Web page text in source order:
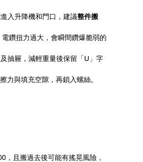
入升降機和門口，建議整件搬
電鑽扭力過大，會瞬間鑽爆脆弱的
抽屜，減輕重量後保留「U」字
力與填充空隙，再鎖入螺絲。
，且搬過去後可能有搖晃風險，